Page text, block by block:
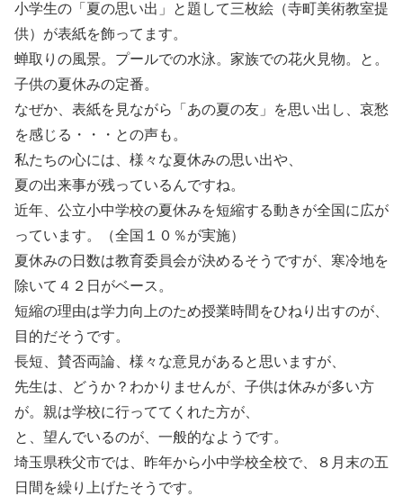
小学生の「夏の思い出」と題して三枚絵（寺町美術教室提
供）が表紙を飾ってます。
蝉取りの風景。プールでの水泳。家族での花火見物。と。
子供の夏休みの定番。
なぜか、表紙を見ながら「あの夏の友」を思い出し、哀愁
を感じる・・・との声も。
私たちの心には、様々な夏休みの思い出や、
夏の出来事が残っているんですね。
近年、公立小中学校の夏休みを短縮する動きが全国に広が
っています。（全国１０％が実施）
夏休みの日数は教育委員会が決めるそうですが、寒冷地を
除いて４２日がベース。
短縮の理由は学力向上のため授業時間をひねり出すのが、
目的だそうです。
長短、賛否両論、様々な意見があると思いますが、
先生は、どうか？わかりませんが、子供は休みが多い方
が。親は学校に行っててくれた方が、
と、望んでいるのが、一般的なようです。
埼玉県秩父市では、昨年から小中学校全校で、８月末の五
日間を繰り上げたそうです。